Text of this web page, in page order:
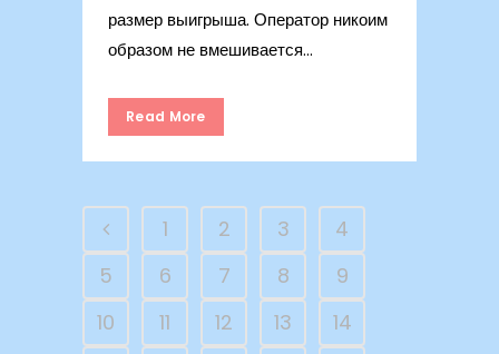
размер выигрыша. Оператор никоим
образом не вмешивается...
Read More
1 2 3
4
5
6 7 8
9
10
11 12 13
14